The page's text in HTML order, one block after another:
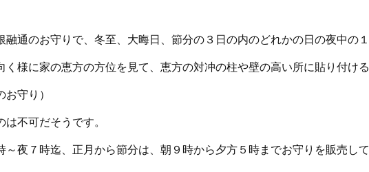
融通のお守りで、冬至、大晦日、節分の３日の内のどれかの日の夜中の１
く様に家の恵方の方位を見て、恵方の対冲の柱や壁の高い所に貼り付ける
守り）
不可だそうです。
～夜７時迄、正月から節分は、朝９時から夕方５時までお守りを販売して